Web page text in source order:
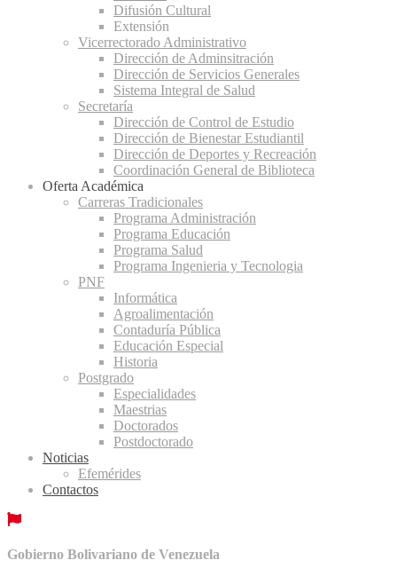
Difusión Cultural
Extensión
Vicerrectorado Administrativo
Dirección de Adminsitración
Dirección de Servicios Generales
Sistema Integral de Salud
Secretaría
Dirección de Control de Estudio
Dirección de Bienestar Estudiantil
Dirección de Deportes y Recreación
Coordinación General de Biblioteca
Oferta Académica
Carreras Tradicionales
Programa Administración
Programa Educación
Programa Salud
Programa Ingenieria y Tecnologia
PNF
Informática
Agroalimentación
Contaduría Pública
Educación Especial
Historia
Postgrado
Especialidades
Maestrias
Doctorados
Postdoctorado
Noticias
Efemérides
Contactos
Gobierno Bolivariano de Venezuela